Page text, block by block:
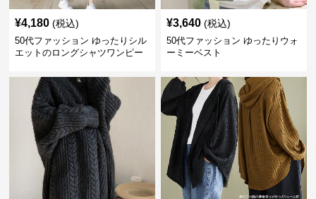
¥4,180 (税込)
50代ファッション ゆったりシル
エットのロングシャツワンピー
¥3,640 (税込)
50代ファッション ゆったりウォ
ーミーベスト